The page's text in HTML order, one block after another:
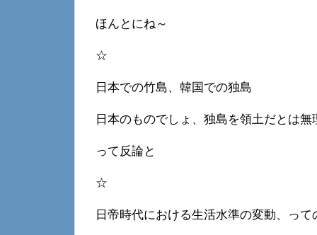
ほんとにね～
☆
日本での竹島、韓国での独島
日本のものでしょ、独島を領土だとは無
って反論と
☆
日帝時代における生活水準の変動、って